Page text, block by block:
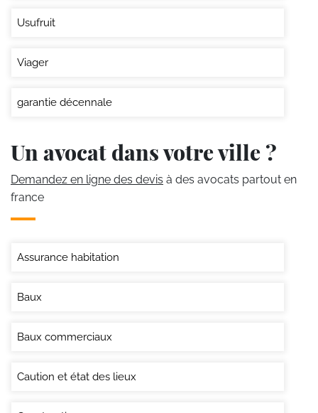
Usufruit
Viager
garantie décennale
Un avocat dans votre ville ?
Demandez en ligne des devis à des avocats partout en
france
Assurance habitation
Baux
Baux commerciaux
Caution et état des lieux